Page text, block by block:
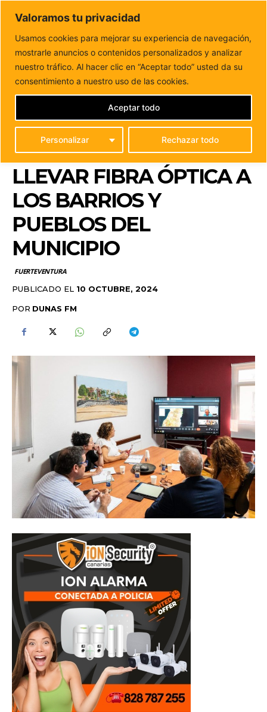
Valoramos tu privacidad
Usamos cookies para mejorar su experiencia de navegación,
mostrarle anuncios o contenidos personalizados y analizar
nuestro tráfico. Al hacer clic en “Aceptar todo” usted da su
consentimiento a nuestro uso de las cookies.
Personalizar Rechazar todo
Aceptar todo
DUNAS FM
Tu informacion de forma cercana
Inicio FUERTEVENTURA
Puerto del Rosario impulsa la
conectividad digital: Un proyecto para llevar fibra...
PUERTO DEL ROSARIO
IMPULSA LA
CONECTIVIDAD DIGITAL:
UN PROYECTO PARA
LLEVAR FIBRA ÓPTICA A
LOS BARRIOS Y
PUEBLOS DEL
MUNICIPIO
FUERTEVENTURA
PUBLICADO EL 10 OCTUBRE, 2024
POR DUNAS FM